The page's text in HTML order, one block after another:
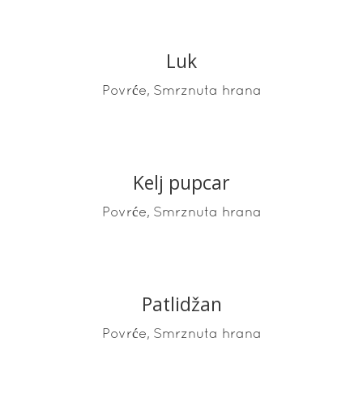
READ MORE
Luk
Povrće, Smrznuta hrana
READ MORE
Kelj pupcar
Povrće, Smrznuta hrana
READ MORE
Patlidžan
Povrće, Smrznuta hrana